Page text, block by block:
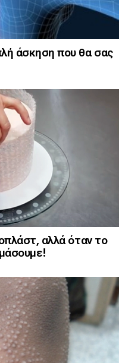
άσκηση που θα σας
αλλά όταν το